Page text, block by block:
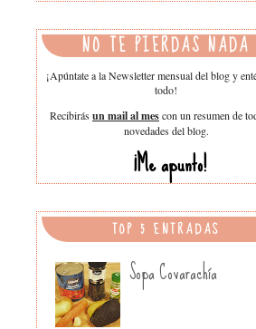
NO TE PIERDAS NADA
¡Apúntate a la Newsletter mensual del blog y
todo!
Recibirásun mail al mescon un resumen de
novedades del blog.
¡Me apunto!
TOP 5 ENTRADAS
Sopa Covarachía